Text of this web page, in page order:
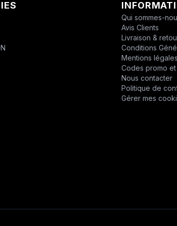
CHABAS
D.P.P.M.
DEUTZ
DIVERS
Qui sommes-
Avis Clients
Livraison &
Conditions
Mentions légales
Codes promo
Nous contacter
Politique de
Gérer mes